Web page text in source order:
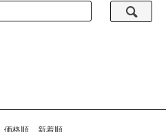
価格順 新着順